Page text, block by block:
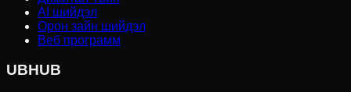
AI шийдэл
Орон зайн шийдэл
Веб программ
UBHUB